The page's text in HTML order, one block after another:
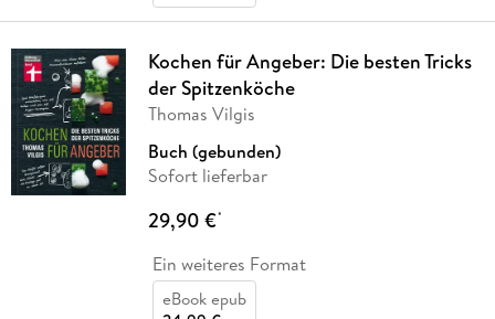
Kochen für Angeber: Die besten Tricks
der Spitzenköche
Thomas Vilgis
Buch (gebunden)
Sofort lieferbar
29,90 €*
Ein weiteres Format
eBook epub